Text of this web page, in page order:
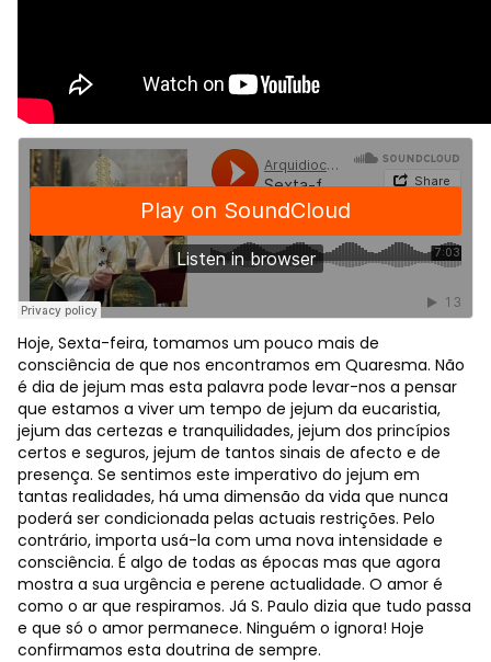
Hoje, Sexta-feira, tomamos um pouco mais de
consciência de que nos encontramos em Quaresma. Não
é dia de jejum mas esta palavra pode levar-nos a pensar
que estamos a viver um tempo de jejum da eucaristia,
jejum das certezas e tranquilidades, jejum dos princípios
certos e seguros, jejum de tantos sinais de afecto e de
presença. Se sentimos este imperativo do jejum em
tantas realidades, há uma dimensão da vida que nunca
poderá ser condicionada pelas actuais restrições. Pelo
contrário, importa usá-la com uma nova intensidade e
consciência. É algo de todas as épocas mas que agora
mostra a sua urgência e perene actualidade. O amor é
como o ar que respiramos. Já S. Paulo dizia que tudo passa
e que só o amor permanece. Ninguém o ignora! Hoje
confirmamos esta doutrina de sempre.